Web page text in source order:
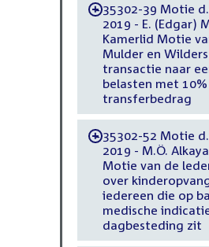
-35302-39 Motie
2019 - E. (Edgar)
Kamerlid Motie
Mulder en
transactie naar
belasten met
transferbedrag
-35302-52 Motie
2019 - M.Ö.
Motie van de
over
iedereen die op
medische
dagbesteding zit